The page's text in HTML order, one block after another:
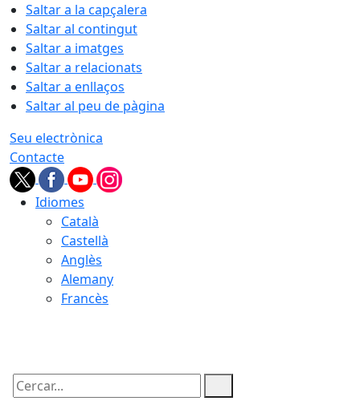
Saltar a la capçalera
Saltar al contingut
Saltar a imatges
Saltar a relacionats
Saltar a enllaços
Saltar al peu de pàgina
Seu electrònica
Contacte
Idiomes
Català
Castellà
Anglès
Alemany
Francès
Cercar: